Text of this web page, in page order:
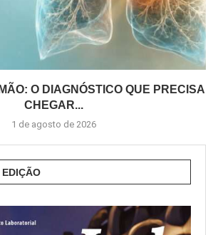
O DIAGNÓSTICO QUE PRECISA
CHEGAR...
1 de agosto de 2026